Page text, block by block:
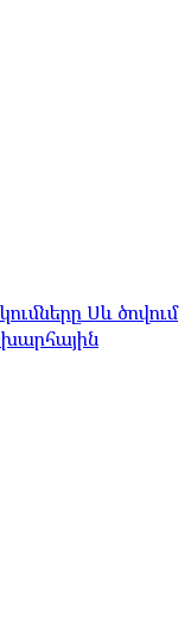
Սև ծովում